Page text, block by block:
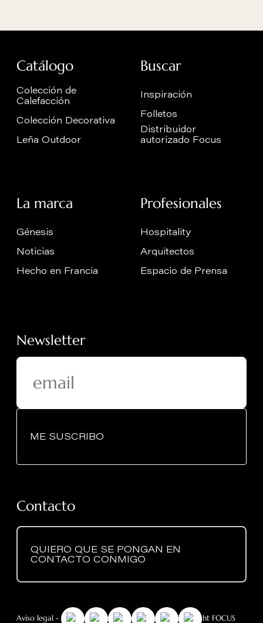
Catálogo
Colección de
Calefacción
Colección Decorativa
Leña Outdoor
Buscar
Inspiración
Folletos
Distribuidor
autorizado Focus
La marca
Génesis
Noticias
Hecho en Francia
Profesionales
Hospitality
Arquitectos
Espacio de Prensa
Newsletter
ME SUSCRIBO
Contacto
QUIERO QUE SE PONGAN EN
CONTACTO CONMIGO
Aviso legal - RGPD - Política de cookies - © Copyright FOCUS